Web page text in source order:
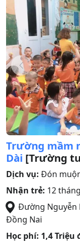
Trường mầm
Dài [Trường
Dịch vụ: Đón
Nhận trẻ: 12
Đường Nguyễn
Đồng Nai
Học phí: 1,4 Triệu